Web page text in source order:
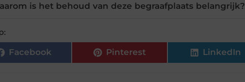
is het behoud van deze begraafplaats belangrijk?
Facebook Pinterest LinkedIn